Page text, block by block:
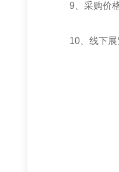
9 、采购价
10 、线下